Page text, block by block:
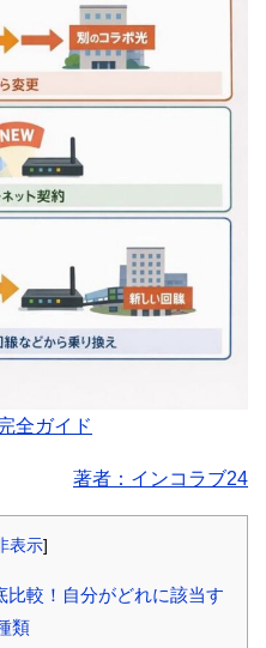
全ガイド
著者：インコラブ24
表示]
比較！自分がどれに該当す
類